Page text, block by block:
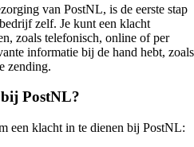
van PostNL, is de eerste stap
zelf. Je kunt een klacht
zoals telefonisch, online of per
informatie bij de hand hebt, zoals
zending.
PostNL?
een klacht in te dienen bij PostNL: